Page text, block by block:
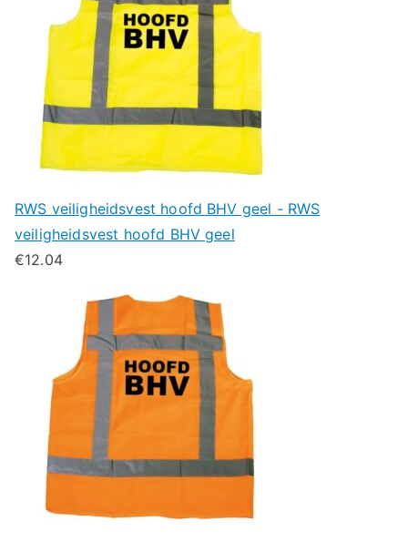
RWS veiligheidsvest hoofd BHV geel - RWS
veiligheidsvest hoofd BHV geel
€12.04